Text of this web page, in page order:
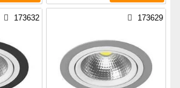
173632 173629